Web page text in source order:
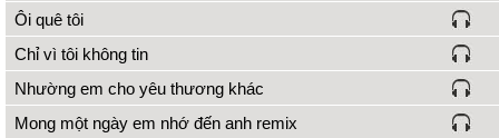
Ôi quê tôi
Chỉ vì tôi không tin
Nhường em cho yêu thương khác
Mong một ngày em nhớ đến anh remix